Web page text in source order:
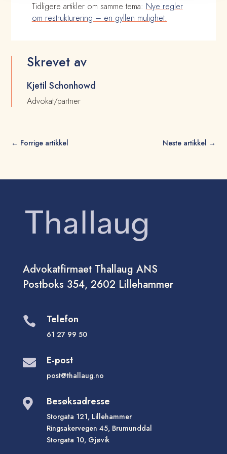
Tidligere artikler om samme tema: Nye regler
om restrukturering – en gyllen mulighet.
Skrevet av
Kjetil Schonhowd
Advokat/partner
← Forrige artikkel Neste artikkel →
Advokatfirmaet Thallaug ANS
Postboks 354, 2602 Lillehammer
 Telefon
61 27 99 50
 E-post
post@thallaug.no
 Besøksadresse
Storgata 121, Lillehammer
Ringsakervegen 45, Brumunddal
Storgata 10, Gjøvik